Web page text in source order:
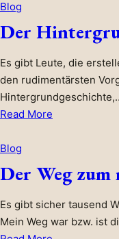
die
4te:
2.
+
3.
Blog
Der
Es gibt Leute, die
den rudimentärsten
Read More
des
Charakters
Blog
Der Weg zum
Es gibt sicher tausend
Mein Weg war bzw. ist